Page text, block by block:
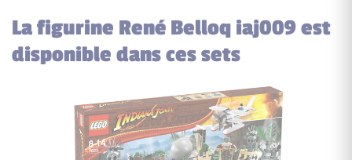
La figurine René Belloq iaj009 est
disponible dans ces sets